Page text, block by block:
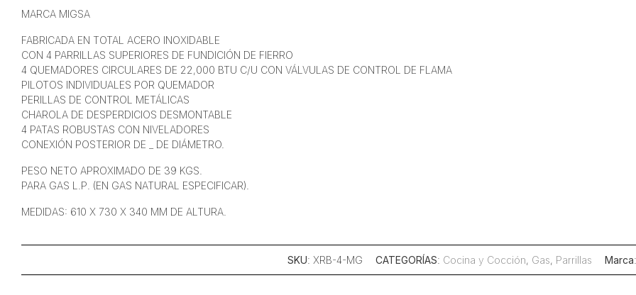
MARCA MIGSA
FABRICADA EN TOTAL ACERO INOXIDABLE
CON 4 PARRILLAS SUPERIORES DE FUNDICIÓN DE FIERRO
4 QUEMADORES CIRCULARES DE 22,000 BTU C/U CON VÁLVULAS DE CONTROL DE FLAMA
PILOTOS INDIVIDUALES POR QUEMADOR
PERILLAS DE CONTROL METÁLICAS
CHAROLA DE DESPERDICIOS DESMONTABLE
4 PATAS ROBUSTAS CON NIVELADORES
CONEXIÓN POSTERIOR DE _ DE DIÁMETRO.
PESO NETO APROXIMADO DE 39 KGS.
PARA GAS L.P. (EN GAS NATURAL ESPECIFICAR).
MEDIDAS: 610 X 730 X 340 MM DE ALTURA.
SKU: XRB-4-MG CATEGORÍAS: Cocina y Cocción, Gas, Parrillas Marca: